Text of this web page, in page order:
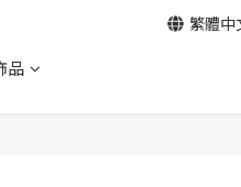
品
繁體中